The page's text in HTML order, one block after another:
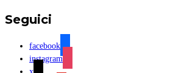
Seguici
facebook
instagram